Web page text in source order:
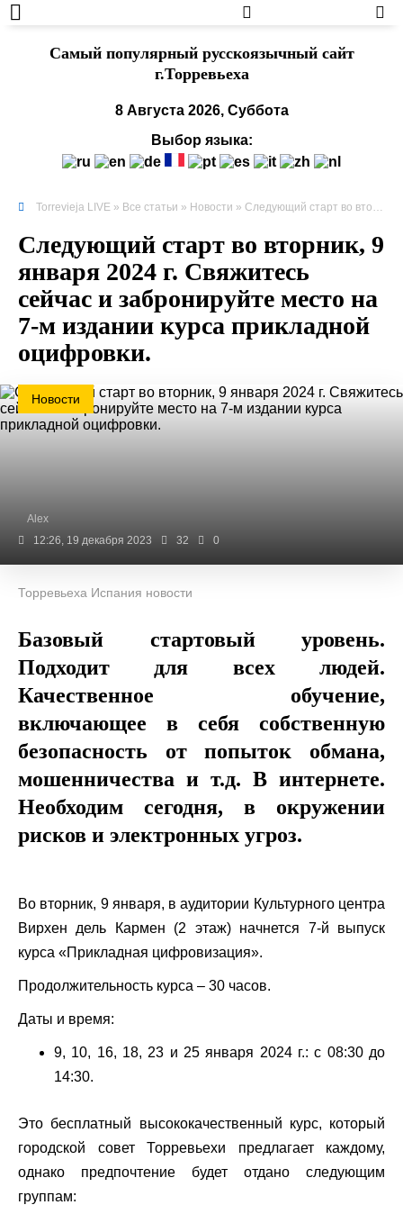
Cамый популярный русскоязычный сайт
г.Торревьеха
8 Августа 2026, Суббота
Выбор языка:
Torrevieja LIVE » Все статьи » Новости » Следующий старт во вторник, 9 января 2024 г. Свяжитесь сейчас и забронируйте место на 7-м издании курса прикладной оцифровки.
Следующий старт во вторник, 9
января 2024 г. Свяжитесь
сейчас и забронируйте место на
7-м издании курса прикладной
оцифровки.
Новости
Alex
12:26, 19 декабря 2023
32 0
Торревьеха Испания новости
Базовый стартовый уровень.
Подходит для всех людей.
Качественное обучение,
включающее в себя собственную
безопасность от попыток обмана,
мошенничества и т.д. В интернете.
Необходим сегодня, в окружении
рисков и электронных угроз.
Во вторник, 9 января, в аудитории Культурного центра
Вирхен дель Кармен (2 этаж) начнется 7-й выпуск
курса «Прикладная цифровизация».
Продолжительность курса – 30 часов.
Даты и время:
9, 10, 16, 18, 23 и 25 января 2024 г.: с 08:30 до
14:30.
Это бесплатный высококачественный курс, который
городской совет Торревьехи предлагает каждому,
однако предпочтение будет отдано следующим
группам: